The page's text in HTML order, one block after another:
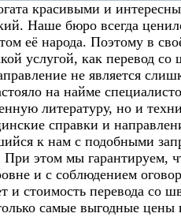
красивыми и
Наше бюро всегда
её народа. Поэтому в
услугой, как перевод со
не является
на найме
литературу, но и
справки и
к нам с подобными
этом мы гарантируем,
и с соблюдением
стоимость перевода со
самые выгодные цены